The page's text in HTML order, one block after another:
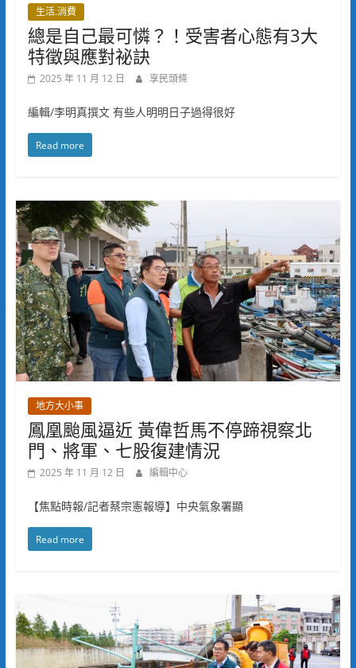
生活.消費
總是自己最可憐？！受害者心態有3大
特徵與應對祕訣
2025 年 11 月 12 日 享民頭條
編輯/李明真撰文 有些人明明日子過得很好
Read more
地方大小事
鳳凰颱風逼近 黃偉哲馬不停蹄視察北
門、將軍、七股復建情況
2025 年 11 月 12 日 編輯中心
【焦點時報/記者蔡宗憲報導】中央氣象署顯
Read more